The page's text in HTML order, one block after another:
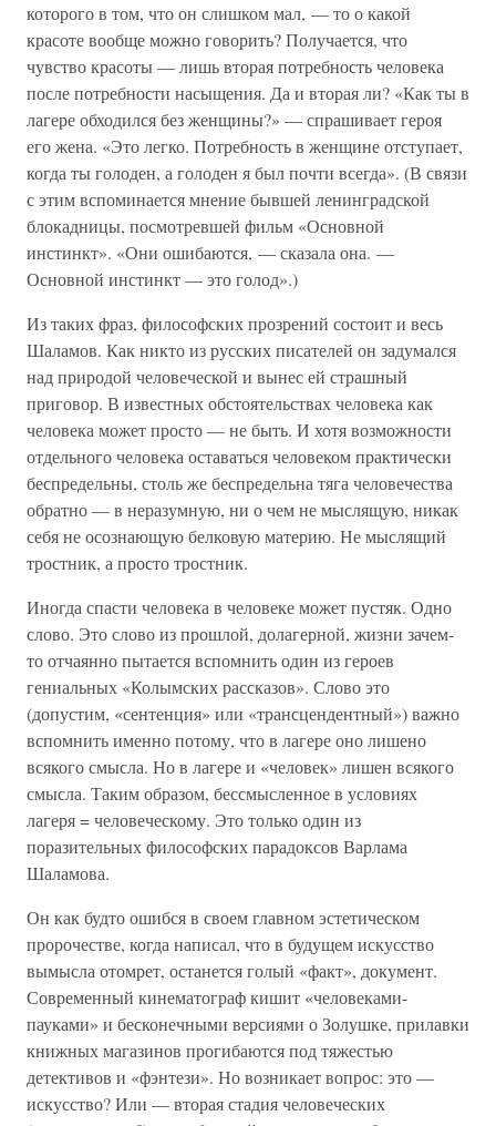
которого в том, что он слишком мал, — то о какой
красоте вообще можно говорить? Получается, что
чувство красоты — лишь вторая потребность человека
после потребности насыщения. Да и вторая ли? «Как ты в
лагере обходился без женщины?» — спрашивает героя
его жена. «Это легко. Потребность в женщине отступает,
когда ты голоден, а голоден я был почти всегда». (В связи
с этим вспоминается мнение бывшей ленинградской
блокадницы, посмотревшей фильм «Основной
инстинкт». «Они ошибаются, — сказала она. —
Основной инстинкт — это голод».)
Из таких фраз, философских прозрений состоит и весь
Шаламов. Как никто из русских писателей он задумался
над природой человеческой и вынес ей страшный
приговор. В известных обстоятельствах человека как
человека может просто — не быть. И хотя возможности
отдельного человека оставаться человеком практически
беспредельны, столь же беспредельна тяга человечества
обратно — в неразумную, ни о чем не мыслящую, никак
себя не осознающую белковую материю. Не мыслящий
тростник, а просто тростник.
Иногда спасти человека в человеке может пустяк. Одно
слово. Это слово из прошлой, долагерной, жизни зачем-
то отчаянно пытается вспомнить один из героев
гениальных «Колымских рассказов». Слово это
(допустим, «сентенция» или «трансцендентный») важно
вспомнить именно потому, что в лагере оно лишено
всякого смысла. Но в лагере и «человек» лишен всякого
смысла. Таким образом, бессмысленное в условиях
лагеря = человеческому. Это только один из
поразительных философских парадоксов Варлама
Шаламова.
Он как будто ошибся в своем главном эстетическом
пророчестве, когда написал, что в будущем искусство
вымысла отомрет, останется голый «факт», документ.
Современный кинематограф кишит «человеками-
пауками» и бесконечными версиями о Золушке, прилавки
книжных магазинов прогибаются под тяжестью
детективов и «фэнтези». Но возникает вопрос: это —
искусство? Или — вторая стадия человеческих